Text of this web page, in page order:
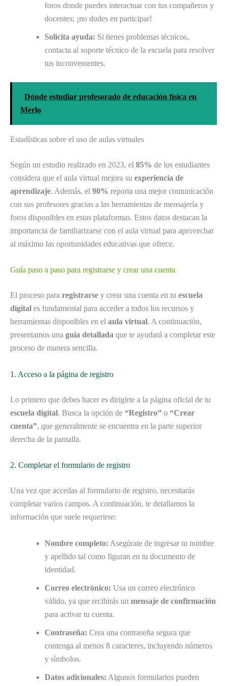
foros donde puedes interactuar con tus compañeros y
docentes; ¡no dudes en participar!
Solicita ayuda: Si tienes problemas técnicos,
contacta al soporte técnico de la escuela para resolver
tus inconvenientes.
Dónde estudiar profesorado de educación física en
Merlo
Estadísticas sobre el uso de aulas virtuales
Según un estudio realizado en 2023, el 85% de los estudiantes
considera que el aula virtual mejora su experiencia de
aprendizaje. Además, el 90% reporta una mejor comunicación
con sus profesores gracias a las herramientas de mensajería y
foros disponibles en estas plataformas. Estos datos destacan la
importancia de familiarizarse con el aula virtual para aprovechar
al máximo las oportunidades educativas que ofrece.
Guía paso a paso para registrarse y crear una cuenta
El proceso para registrarse y crear una cuenta en tu escuela
digital es fundamental para acceder a todos los recursos y
herramientas disponibles en el aula virtual. A continuación,
presentamos una guía detallada que te ayudará a completar este
proceso de manera sencilla.
1. Acceso a la página de registro
Lo primero que debes hacer es dirigirte a la página oficial de tu
escuela digital. Busca la opción de “Registro” o “Crear
cuenta”, que generalmente se encuentra en la parte superior
derecha de la pantalla.
2. Completar el formulario de registro
Una vez que accedas al formulario de registro, necesitarás
completar varios campos. A continuación, te detallamos la
información que suele requerirse:
Nombre completo: Asegúrate de ingresar tu nombre
y apellido tal como figuran en tu documento de
identidad.
Correo electrónico: Usa un correo electrónico
válido, ya que recibirás un mensaje de confirmación
para activar tu cuenta.
Contraseña: Crea una contraseña segura que
contenga al menos 8 caracteres, incluyendo números
y símbolos.
Datos adicionales: Algunos formularios pueden